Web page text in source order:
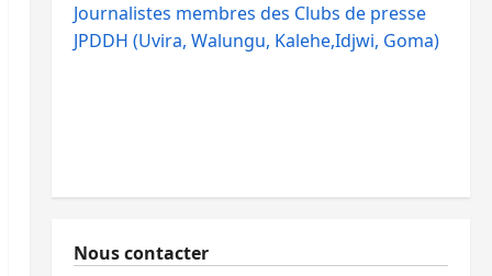
Journalistes membres des Clubs de presse
JPDDH (Uvira, Walungu, Kalehe,Idjwi, Goma)
Nous contacter